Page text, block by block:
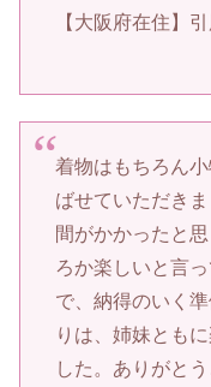
【大阪府在住】
着物はもちろん
ばせていただき
間がかかったと
ろか楽しいと言
で、納得のいく
りは、姉妹とも
した。ありがと